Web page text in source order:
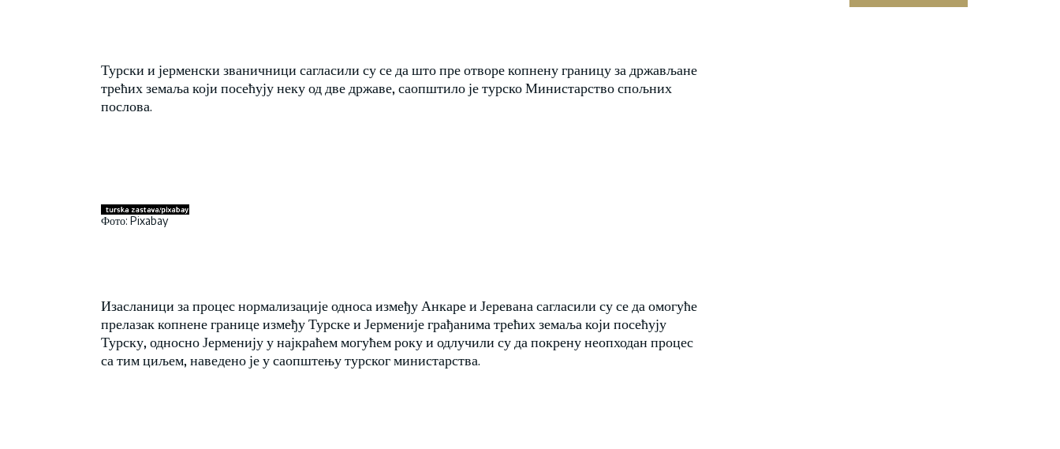
Турски и јерменски званичници сагласили су се да што пре отворе копнену границу за држављане
трећих земаља који посећују неку од две државе, саопштило је турско Министарство спољних
послова.
Фото: Pixabay
Изасланици за процес нормализације односа између Анкаре и Јеревана сагласили су се да омогуће
прелазак копнене границе између Турске и Јерменије грађанима трећих земаља који посећују
Турску, односно Јерменију у најкраћем могућем року и одлучили су да покрену неопходан процес
са тим циљем, наведено је у саопштењу турског министарства.